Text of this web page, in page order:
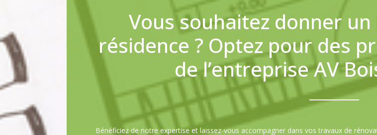
Vous souhaitez donner
résidence ? Optez pour des
de l’entreprise AV
Bénéficiez de notre expertise et laissez-vous accompagner dans vos travaux de